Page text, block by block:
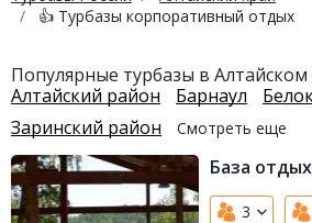
👍 Турбазы корпоративный отдых
Популярные турбазы в Алтайском
Алтайский район
Барнаул
Заринский район
Смотреть еще
База
3
Красноборский район
Онежский